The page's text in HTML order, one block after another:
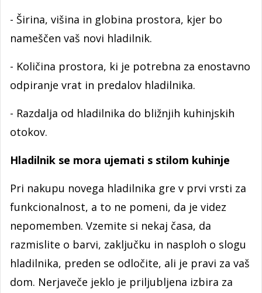
- Širina, višina in globina prostora, kjer bo
nameščen vaš novi hladilnik.
- Količina prostora, ki je potrebna za enostavno
odpiranje vrat in predalov hladilnika.
- Razdalja od hladilnika do bližnjih kuhinjskih
otokov.
Hladilnik se mora ujemati s stilom kuhinje
Pri nakupu novega hladilnika gre v prvi vrsti za
funkcionalnost, a to ne pomeni, da je videz
nepomemben. Vzemite si nekaj časa, da
razmislite o barvi, zaključku in nasploh o slogu
hladilnika, preden se odločite, ali je pravi za vaš
dom. Nerjaveče jeklo je priljubljena izbira za